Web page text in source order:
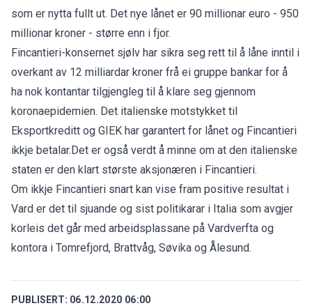
som er nytta fullt ut. Det nye lånet er 90 millionar euro - 950
millionar kroner - større enn i fjor.
Fincantieri-konsernet sjølv har sikra seg rett til å låne inntil i
overkant av 12 milliardar kroner frå ei gruppe bankar for å
ha nok kontantar tilgjengleg til å klare seg gjennom
koronaepidemien. Det italienske motstykket til
Eksportkreditt og GIEK har garantert for lånet og Fincantieri
ikkje betalar.Det er også verdt å minne om at den italienske
staten er den klart største aksjonæren i Fincantieri.
Om ikkje Fincantieri snart kan vise fram positive resultat i
Vard er det til sjuande og sist politikarar i Italia som avgjer
korleis det går med arbeidsplassane på Vardverfta og
kontora i Tomrefjord, Brattvåg, Søvika og Ålesund.
PUBLISERT: 06.12.2020 06:00